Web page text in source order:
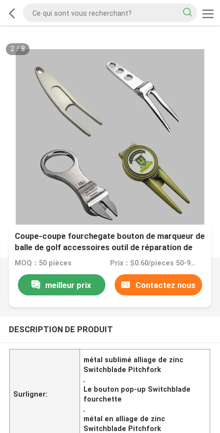
2/8
Coupe-coupe fourchegate bouton de marqueur de
balle de golf accessoires outil de réparation de
divot d'alliage de zinc de métal sublimé pliable
MOQ：50 pièces Prix：$0.60/pieces 50-99 pieces
meilleur prix Contactez nous
DESCRIPTION DE PRODUIT
Surligner:
métal sublimé alliage de zinc
Switchblade Pitchfork
,
Le bouton pop-up Switchblade
fourchette
,
métal en alliage de zinc
Switchblade Pitchfork